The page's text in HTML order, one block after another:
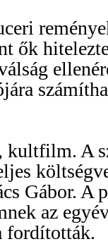
ők
A
Gábor. A
az
fordították.